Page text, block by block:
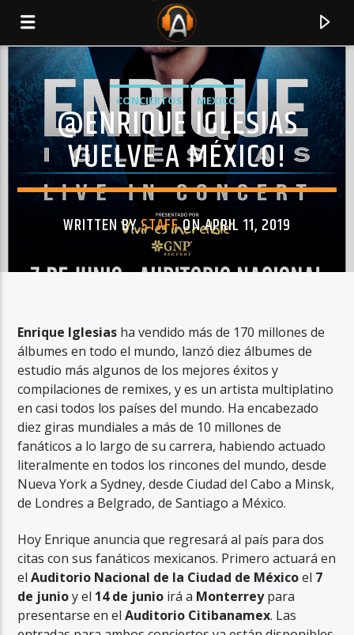
TITLE
ARTIST
RadioAlternativo Live
CONCIERTOS MEXICO
@ENRIQUE IGLESIAS
VUELVE A MÉXICO!
WRITTEN BYSTAFFON APRIL 11, 2019
Enrique Iglesias ha vendido más de 170 millones de
álbumes en todo el mundo, lanzó diez álbumes de
estudio más algunos de los mejores éxitos y
compilaciones de remixes, y es un artista multiplatino
en casi todos los países del mundo. Ha encabezado
diez giras mundiales a más de 10 millones de
fanáticos a lo largo de su carrera, habiendo actuado
literalmente en todos los rincones del mundo, desde
Nueva York a Sydney, desde Ciudad del Cabo a Minsk,
de Londres a Belgrado, de Santiago a México.
Hoy Enrique anuncia que regresará al país para dos
citas con sus fanáticos mexicanos. Primero actuará en
elAuditorio Nacional de la Ciudad de Méxicoel 7
de junioy el 14 de junio irá a Monterreypara
presentarse en elAuditorio Citibanamex. Las